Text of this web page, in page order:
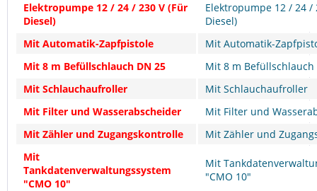
Elektropumpe 12 / 24 / 230 V (Für
Diesel)
Elektropumpe 12 / 24 /
Diesel)
Mit Automatik-Zapfpistole
Mit Automatik-
Mit 8 m Befüllschlauch DN 25
Mit 8 m Befüllschlauch
Mit Schlauchaufroller
Mit Schlauchaufroller
Mit Filter und Wasserabscheider
Mit Filter und
Mit Zähler und Zugangskontrolle
Mit Zähler und
Mit
Tankdatenverwaltungssystem
"CMO 10"
Mit
"CMO 10"